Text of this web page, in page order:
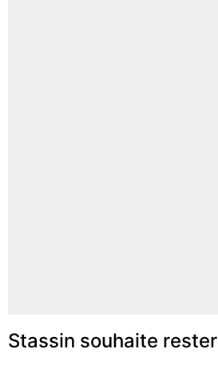
Stassin souhaite rester